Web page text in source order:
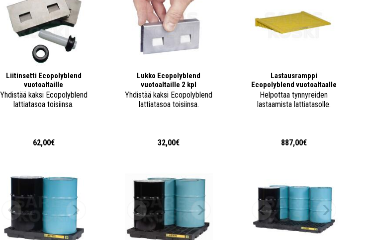
Liitinsetti Ecopolyblend
vuotoaltaille
Yhdistää kaksi Ecopolyblend
lattiatasoa toisiinsa.
62,00€
Lukko Ecopolyblend
vuotoaltaille 2 kpl
Yhdistää kaksi Ecopolyblend
lattiatasoa toisiinsa.
32,00€
Lastausramppi
Ecopolyblend vuotoaltaalle
Helpottaa tynnyreiden
lastaamista lattiatasolle.
887,00€